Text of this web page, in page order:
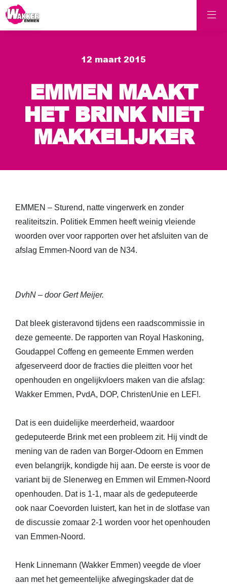
12 maart 2015
EMMEN MAAKT
HET BRINK NIET
MAKKELIJKER
EMMEN – Sturend, natte vingerwerk en zonder
realiteitszin. Politiek Emmen heeft weinig vleiende
woorden over voor rapporten over het afsluiten van de
afslag Emmen-Noord van de N34.
DvhN – door Gert Meijer.
Dat bleek gisteravond tijdens een raadscommissie in
deze gemeente. De rapporten van Royal Haskoning,
Goudappel Coffeng en gemeente Emmen werden
afgeserveerd door de fracties die pleitten voor het
openhouden en ongelijkvloers maken van die afslag:
Wakker Emmen, PvdA, DOP, ChristenUnie en LEF!.
Dat is een duidelijke meerderheid, waardoor
gedeputeerde Brink met een probleem zit. Hij vindt de
mening van de raden van Borger-Odoorn en Emmen
even belangrijk, kondigde hij aan. De eerste is voor de
variant bij de Slenerweg en Emmen wil Emmen-Noord
openhouden. Dat is 1-1, maar als de gedeputeerde
ook naar Coevorden luistert, kan het in de slotfase van
de discussie zomaar 2-1 worden voor het openhouden
van Emmen-Noord.
Henk Linnemann (Wakker Emmen) veegde de vloer
aan met het gemeentelijke afwegingskader dat de